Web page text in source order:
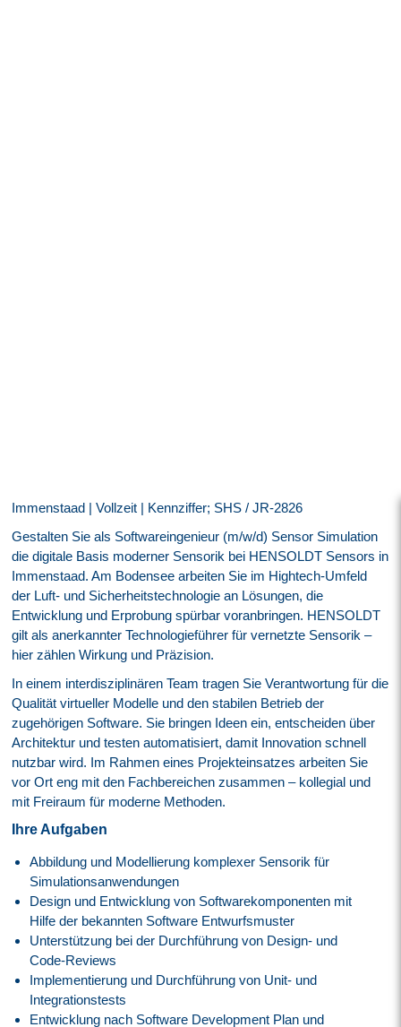
Immenstaad | Vollzeit | Kennziffer; SHS / JR-2826
Gestalten Sie als Softwareingenieur (m/w/d) Sensor Simulation
die digitale Basis moderner Sensorik bei HENSOLDT Sensors in
Immenstaad. Am Bodensee arbeiten Sie im Hightech-Umfeld
der Luft- und Sicherheitstechnologie an Lösungen, die
Entwicklung und Erprobung spürbar voranbringen. HENSOLDT
gilt als anerkannter Technologieführer für vernetzte Sensorik –
hier zählen Wirkung und Präzision.
In einem interdisziplinären Team tragen Sie Verantwortung für die
Qualität virtueller Modelle und den stabilen Betrieb der
zugehörigen Software. Sie bringen Ideen ein, entscheiden über
Architektur und testen automatisiert, damit Innovation schnell
nutzbar wird. Im Rahmen eines Projekteinsatzes arbeiten Sie
vor Ort eng mit den Fachbereichen zusammen – kollegial und
mit Freiraum für moderne Methoden.
Ihre Aufgaben
Abbildung und Modellierung komplexer Sensorik für
Simulationsanwendungen
Design und Entwicklung von Softwarekomponenten mit
Hilfe der bekannten Software Entwurfsmuster
Unterstützung bei der Durchführung von Design- und
Code-Reviews
Implementierung und Durchführung von Unit- und
Integrationstests
Entwicklung nach Software Development Plan und